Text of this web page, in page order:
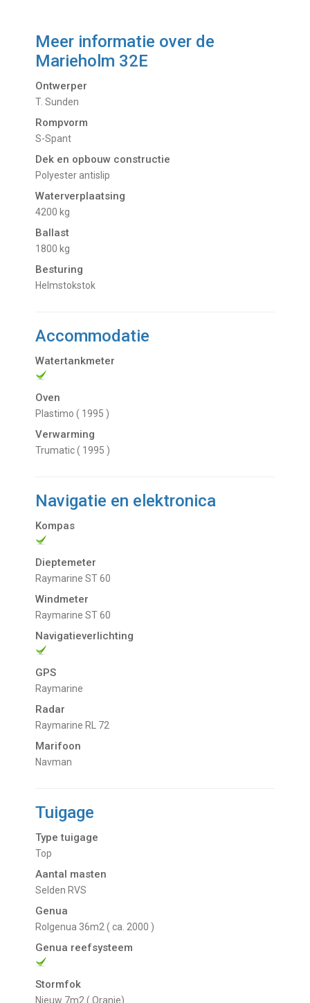
Meer informatie over de
Marieholm 32E
Ontwerper
T. Sunden
Rompvorm
S-Spant
Dek en opbouw constructie
Polyester antislip
Waterverplaatsing
4200 kg
Ballast
1800 kg
Besturing
Helmstokstok
Accommodatie
Watertankmeter
Oven
Plastimo ( 1995 )
Verwarming
Trumatic ( 1995 )
Navigatie en elektronica
Kompas
Dieptemeter
Raymarine ST 60
Windmeter
Raymarine ST 60
Navigatieverlichting
GPS
Raymarine
Radar
Raymarine RL 72
Marifoon
Navman
Tuigage
Type tuigage
Top
Aantal masten
Selden RVS
Genua
Rolgenua 36m2 ( ca. 2000 )
Genua reefsysteem
Stormfok
Nieuw 7m2 ( Oranje)